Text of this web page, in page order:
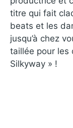
titre qui fait
beats et les
jusqu’à chez
taillée pour les
Silkyway » !